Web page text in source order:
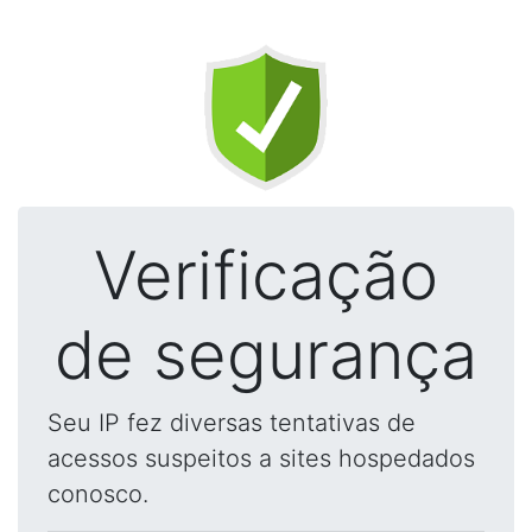
Verificação
de segurança
Seu IP fez diversas tentativas de
acessos suspeitos a sites hospedados
conosco.